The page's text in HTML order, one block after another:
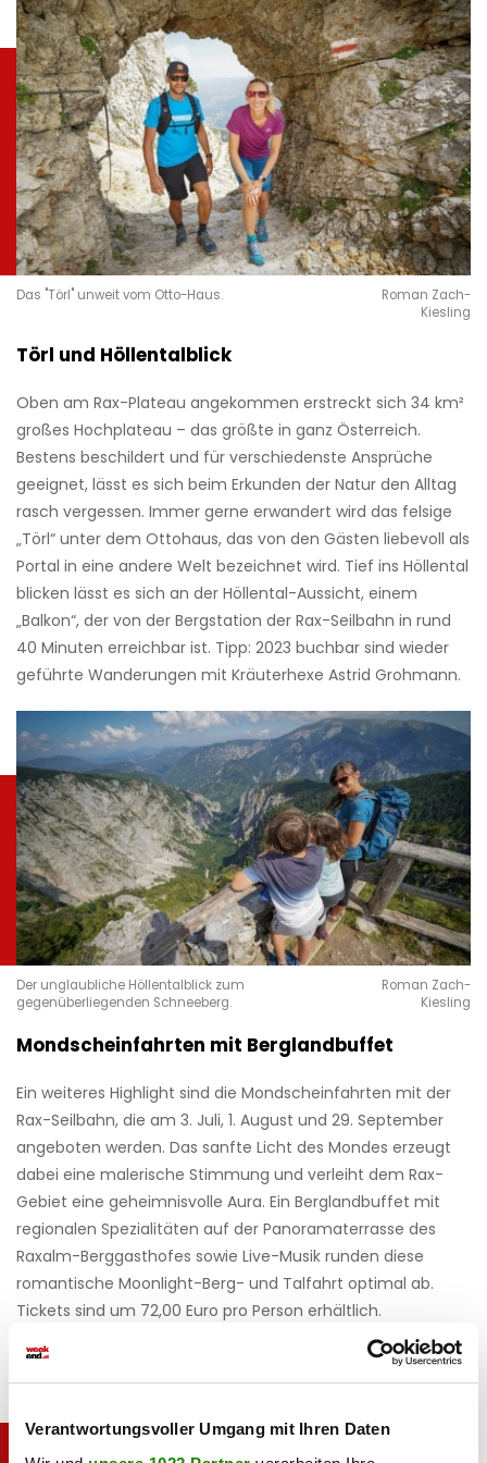
Verantwortungsvoller Umgang mit Ihren Daten
Das "Törl" unweit vom Otto-Haus.
Roman Zach-
Kiesling
Törl und Höllentalblick
Oben am Rax-Plateau angekommen erstreckt sich 34 km²
großes Hochplateau – das größte in ganz Österreich.
Bestens beschildert und für verschiedenste Ansprüche
geeignet, lässt es sich beim Erkunden der Natur den Alltag
rasch vergessen. Immer gerne erwandert wird das felsige
„Törl“ unter dem Ottohaus, das von den Gästen liebevoll als
Portal in eine andere Welt bezeichnet wird. Tief ins Höllental
blicken lässt es sich an der Höllental-Aussicht, einem
„Balkon“, der von der Bergstation der Rax-Seilbahn in rund
40 Minuten erreichbar ist. Tipp: 2023 buchbar sind wieder
geführte Wanderungen mit Kräuterhexe Astrid Grohmann.
Der unglaubliche Höllentalblick zum
gegenüberliegenden Schneeberg.
Roman Zach-
Kiesling
Mondscheinfahrten mit Berglandbuffet
Ein weiteres Highlight sind die Mondscheinfahrten mit der
Rax-Seilbahn, die am 3. Juli, 1. August und 29. September
angeboten werden. Das sanfte Licht des Mondes erzeugt
dabei eine malerische Stimmung und verleiht dem Rax-
Gebiet eine geheimnisvolle Aura. Ein Berglandbuffet mit
regionalen Spezialitäten auf der Panoramaterrasse des
Raxalm-Berggasthofes sowie Live-Musik runden diese
romantische Moonlight-Berg- und Talfahrt optimal ab.
Tickets sind um 72,00 Euro pro Person erhältlich.